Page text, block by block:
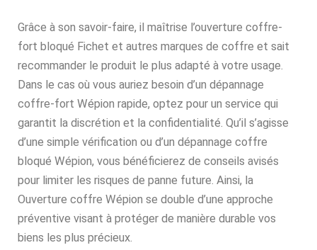
Grâce à son savoir-faire, il maîtrise l’ouverture coffre-
fort bloqué Fichet et autres marques de coffre et sait
recommander le produit le plus adapté à votre usage.
Dans le cas où vous auriez besoin d’un dépannage
coffre-fort Wépion rapide, optez pour un service qui
garantit la discrétion et la confidentialité. Qu’il s’agisse
d’une simple vérification ou d’un dépannage coffre
bloqué Wépion, vous bénéficierez de conseils avisés
pour limiter les risques de panne future. Ainsi, la
Ouverture coffre Wépion se double d’une approche
préventive visant à protéger de manière durable vos
biens les plus précieux.